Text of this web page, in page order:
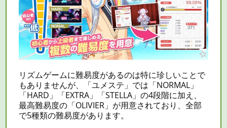
リズムゲームに難易度があるのは特に珍しいことで
もありませんが、「ユメステ」では「NORMAL」
「HARD」「EXTRA」「STELLA」の4段階に加え、
最高難易度の「OLIVIER」が用意されており、全部
で5種類の難易度があります。